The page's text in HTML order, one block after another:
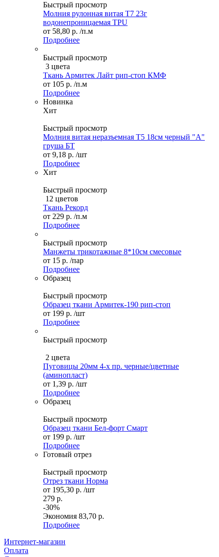
Быстрый просмотр
Молния рулонная витая Т7 23г
водонепроницаемая TPU
от 58,80 р. /п.м
Подробнее
Быстрый просмотр
3 цвета
Ткань Армитек Лайт рип-стоп КМФ
от 105 р. /п.м
Подробнее
Новинка
Хит
Быстрый просмотр
Молния витая неразъемная Т5 18см черный "А"
груша БТ
от 9,18 р. /шт
Подробнее
Хит
Быстрый просмотр
12 цветов
Ткань Рекорд
от 229 р. /п.м
Подробнее
Быстрый просмотр
Манжеты трикотажные 8*10см смесовые
от 15 р. /пар
Подробнее
Образец
Быстрый просмотр
Образец ткани Армитек-190 рип-стоп
от 199 р. /шт
Подробнее
Быстрый просмотр
2 цвета
Пуговицы 20мм 4-х пр. черные/цветные
(аминопласт)
от 1,39 р. /шт
Подробнее
Образец
Быстрый просмотр
Образец ткани Бел-форт Смарт
от 199 р. /шт
Подробнее
Готовый отрез
Быстрый просмотр
Отрез ткани Норма
от 195,30 р. /шт
279 р.
-30%
Экономия 83,70 р.
Подробнее
Интернет-магазин
Оплата